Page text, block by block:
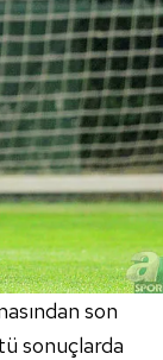
son
sonuçlarda